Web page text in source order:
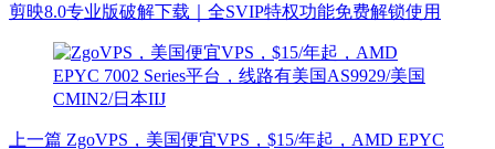
剪映8.0专业版破解下载｜全SVIP特权功能免费解锁使用
上一篇 ZgoVPS，美国便宜VPS，$15/年起，AMD EPYC